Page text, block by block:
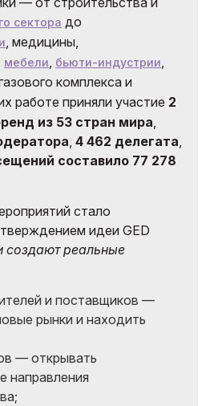
сектора до
, медицины,
мебели бьюти-индустрии
комплекса и
работе приняли участие 2
из 53 стран мира
4 462 делегата
составило 77 278
стало
идеи GED
создают реальные
и поставщиков —
рынки и находить
— открывать
направления